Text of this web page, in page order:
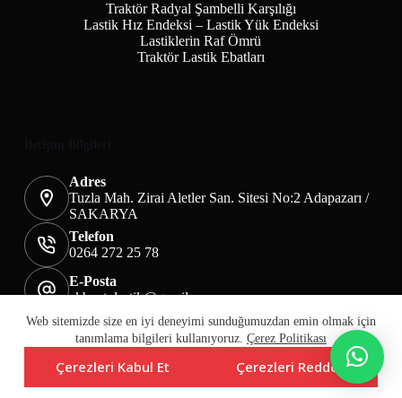
Web sitemizde size en iyi deneyimi sunduğumuzdan emin olmak için
tanımlama bilgileri kullanıyoruz. Çerez Politikası
Çerezleri Kabul Et Çerezleri Reddet
Traktör Radyal Şambelli Karşılığı
Lastik Hız Endeksi – Lastik Yük Endeksi
Lastiklerin Raf Ömrü
Traktör Lastik Ebatları
Adres
Tuzla Mah. Zirai Aletler San. Sitesi No:2 Adapazarı /
SAKARYA
Telefon
0264 272 25 78
E-Posta
akbaotolastik@gmail.com
Mesafeli Satış Sözleşmesi
Teslimat&İade
Üyelik KVKK Sayfası
Çerez Politikası